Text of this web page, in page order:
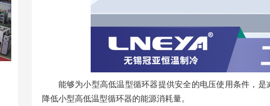
能够为小型高低温型循环器提供安全的电压使用条件，
降低小型高低温型循环器的能源消耗量。